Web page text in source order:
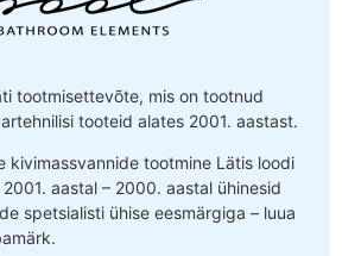
tootmisettevõte, mis on tootnud
tooteid alates 2001. aastast.
kivimassvannide tootmine Lätis loodi
aastal – 2000. aastal ühinesid
spetsialisti ühise eesmärgiga – luua